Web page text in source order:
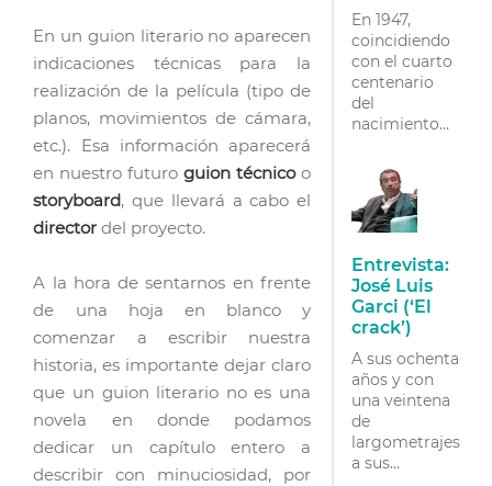
En un guion literario no aparecen
indicaciones técnicas para la
realización de la película (tipo de
planos, movimientos de cámara,
etc.). Esa información aparecerá
en nuestro futuroguion técnicoo
storyboard, que llevará a cabo el
director del proyecto.
A la hora de sentarnos en frente
de una hoja en blanco y
comenzar a escribir nuestra
historia, es importante dejar claro
que un guion literario no es una
novela en donde podamos
dedicar un capítulo entero a
describir con minuciosidad, por
En 1947,
coincidiendo
con el cuarto
centenario
del
nacimiento
Cervantes,
tuvieron
lugar varios
actos
a propósito
de los dos
libros que el
escritor
dedicara a la
figura…
Entrevista:
José Luis
Garci (‘El
crack’)
A sus ochenta
años y con
una veintena
de
largometrajes
a sus